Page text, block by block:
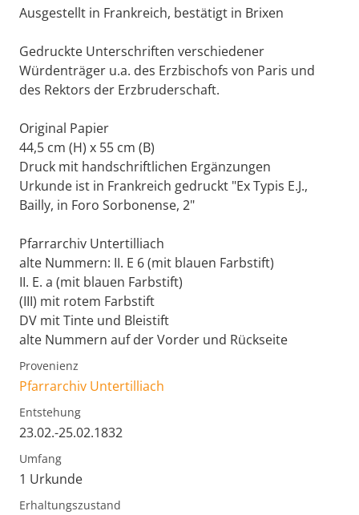
Ausgestellt in Frankreich, bestätigt in Brixen
Gedruckte Unterschriften verschiedener
Würdenträger u.a. des Erzbischofs von Paris und
des Rektors der Erzbruderschaft.
Original Papier
44,5 cm (H) x 55 cm (B)
Druck mit handschriftlichen Ergänzungen
Urkunde ist in Frankreich gedruckt "Ex Typis E.J.,
Bailly, in Foro Sorbonense, 2"
Pfarrarchiv Untertilliach
alte Nummern: II. E 6 (mit blauen Farbstift)
II. E. a (mit blauen Farbstift)
(III) mit rotem Farbstift
DV mit Tinte und Bleistift
alte Nummern auf der Vorder und Rückseite
Provenienz
Pfarrarchiv Untertilliach
Entstehung
23.02.-25.02.1832
Umfang
1 Urkunde
Erhaltungszustand